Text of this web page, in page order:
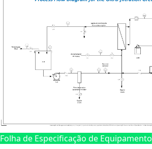
Folha de Especificação de Equipamento